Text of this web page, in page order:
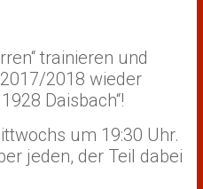
trainieren und
2018 wieder
Daisbach“!
um 19:30 Uhr.
jeden, der Teil dabei